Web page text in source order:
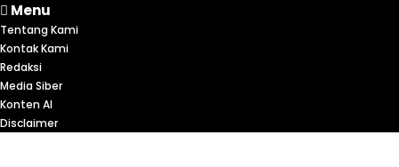
Menu
Tentang Kami
Kontak Kami
Redaksi
Media Siber
Konten AI
Disclaimer